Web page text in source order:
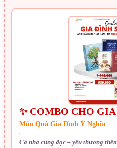
✨ COMBO CHO
Món Quà Gia Đình Ý Nghĩa
Cả nhà cùng đọc – yêu thương